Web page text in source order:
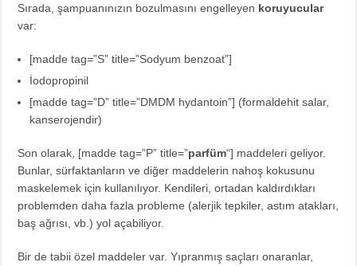
Sırada, şampuanınızın bozulmasını engelleyen koruyucular
var:
[madde tag=”S” title=”Sodyum benzoat”]
İodopropinil
[madde tag=”D” title=”DMDM hydantoin”] (formaldehit salar,
kanserojendir)
Son olarak, [madde tag=”P” title=”parfüm“] maddeleri geliyor.
Bunlar, sürfaktanların ve diğer maddelerin nahoş kokusunu
maskelemek için kullanılıyor. Kendileri, ortadan kaldırdıkları
problemden daha fazla probleme (alerjik tepkiler, astım atakları,
baş ağrısı, vb.) yol açabiliyor.
Bir de tabii özel maddeler var. Yıpranmış saçları onaranlar,